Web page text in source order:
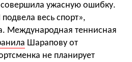
совершила ужасную ошибку.
весь спорт»,
Международная теннисная
Шарапову от
не планирует